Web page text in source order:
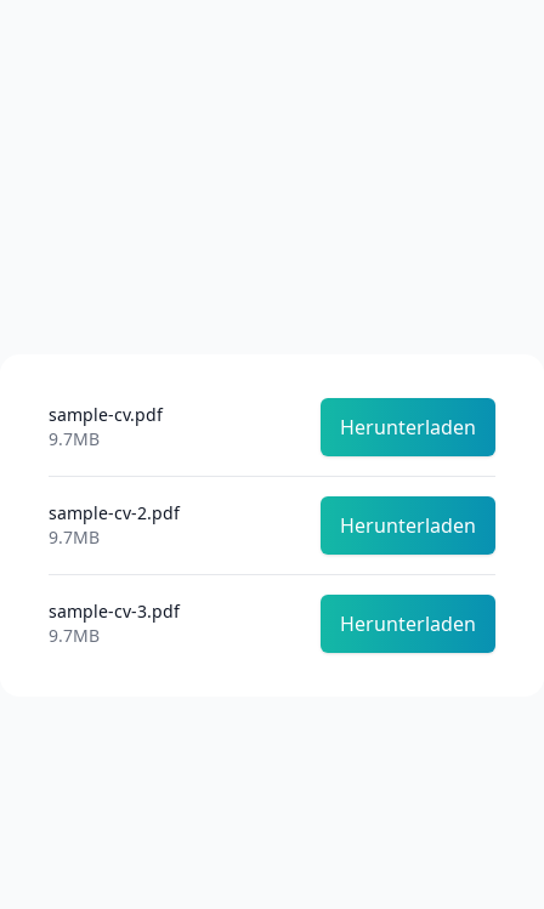
sample-cv.pdf
9.7MB
Herunterladen
sample-cv-2.pdf
9.7MB
Herunterladen
sample-cv-3.pdf
9.7MB
Herunterladen